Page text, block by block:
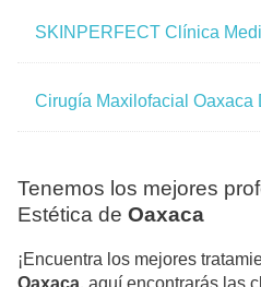
SKINPERFECT Clínica
Cirugía Maxilofacial Oaxaca
Tenemos los mejores
Estética de Oaxaca
¡Encuentra los mejores
Oaxaca, aquí encontrarás las